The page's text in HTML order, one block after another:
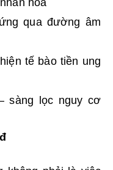
qua đường âm
tế bào tiền ung
sàng lọc nguy cơ